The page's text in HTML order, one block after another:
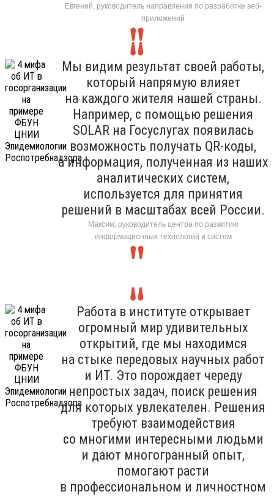
Евгений, руководитель направления по разработке веб-
приложений
Мы видим результат своей работы,
который напрямую влияет
на каждого жителя нашей страны.
Например, с помощью решения
SOLAR на Госуслугах появилась
возможность получать QR-коды,
а информация, полученная из наших
аналитических систем,
используется для принятия
решений в масштабах всей России.
Максим, руководитель центра по развитию
информационных технологий и систем
Работа в институте открывает
огромный мир удивительных
открытий, где мы находимся
на стыке передовых научных работ
и ИТ. Это порождает череду
непростых задач, поиск решения
для которых увлекателен. Решения
требуют взаимодействия
со многими интересными людьми
и дают многогранный опыт,
помогают расти
в профессиональном и личностном